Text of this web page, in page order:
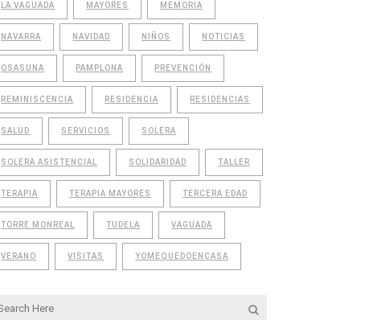
LA VAGUADA MAYORES MEMORIA
NAVARRA NAVIDAD NIÑOS NOTICIAS
OSASUNA PAMPLONA PREVENCIÓN
REMINISCENCIA RESIDENCIA RESIDENCIAS
SALUD SERVICIOS SOLERA
SOLERA ASISTENCIAL SOLIDARIDAD TALLER
TERAPIA TERAPIA MAYORES TERCERA EDAD
TORRE MONREAL TUDELA VAGUADA
VERANO VISITAS YOMEQUEDOENCASA